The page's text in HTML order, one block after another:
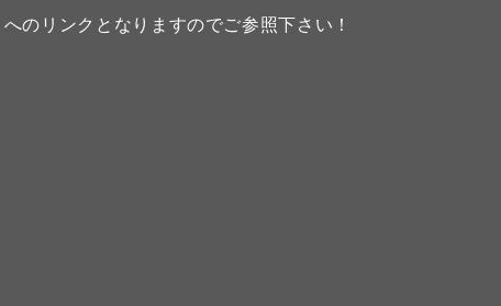
のリンクとなりますのでご参照下さい！